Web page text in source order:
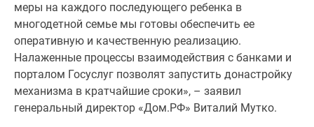
комнатные
более
новостройки
меры на каждого последующего ребенка в
многодетной семье мы готовы обеспечить ее
оперативную и качественную реализацию.
Налаженные процессы взаимодействия с банками и
порталом Госуслуг позволят запустить донастройку
механизма в кратчайшие сроки», – заявил
генеральный директор «Дом.РФ» Виталий Мутко.